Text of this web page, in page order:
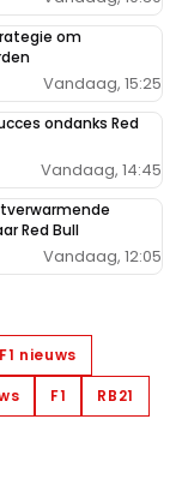
om
Vandaag, 15:25
ondanks Red
Vandaag, 14:45
Red Bull
Vandaag, 12:05
F1 nieuws
F1
RB21